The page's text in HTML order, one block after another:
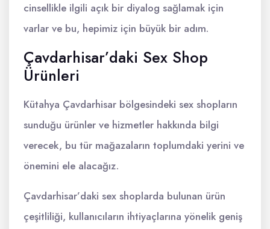
cinsellikle ilgili açık bir diyalog sağlamak için
varlar ve bu, hepimiz için büyük bir adım.
Çavdarhisar’daki Sex Shop
Ürünleri
Kütahya Çavdarhisar bölgesindeki sex shopların
sunduğu ürünler ve hizmetler hakkında bilgi
verecek, bu tür mağazaların toplumdaki yerini ve
önemini ele alacağız.
Çavdarhisar’daki sex shoplarda bulunan ürün
çeşitliliği, kullanıcıların ihtiyaçlarına yönelik geniş